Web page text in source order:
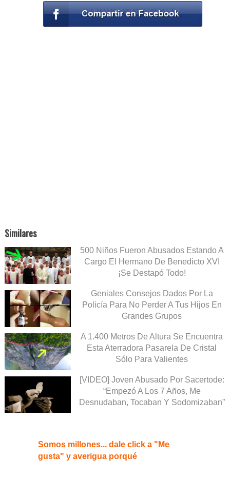
Similares
500 Niños Fueron Abusados Estando A
Cargo El Hermano De Benedicto XVI
¡Se Destapó Todo!
Geniales Consejos Dados Por La
Policía Para No Perder A Tus Hijos En
Grandes Grupos
A 1.400 Metros De Altura Se Encuentra
Esta Aterradora Pasarela De Cristal
Sólo Para Valientes
[VIDEO] Joven Abusado Por Sacertode:
“Empezó A Los 7 Años, Me
Desnudaban, Tocaban Y Sodomizaban”
Somos millones... dale click a "Me
gusta" y averigua porqué